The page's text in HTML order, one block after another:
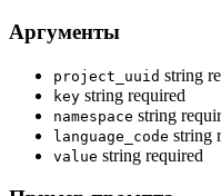
Аргументы
project_uuid string
key string required
namespace string
language_code string
value string required